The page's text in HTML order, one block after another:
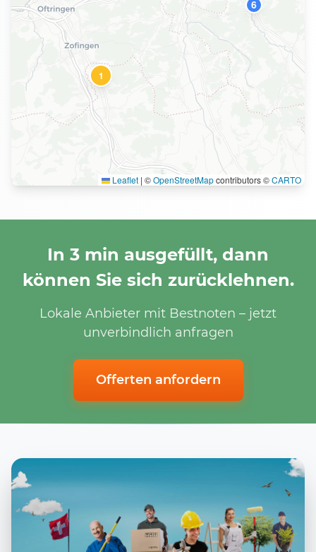
1
6
Leaflet | ©OpenStreetMapcontributors ©CARTO
In 3 min ausgefüllt, dann
können Sie sich zurücklehnen.
Lokale Anbieter mit Bestnoten – jetzt
unverbindlich anfragen
Offerten anfordern